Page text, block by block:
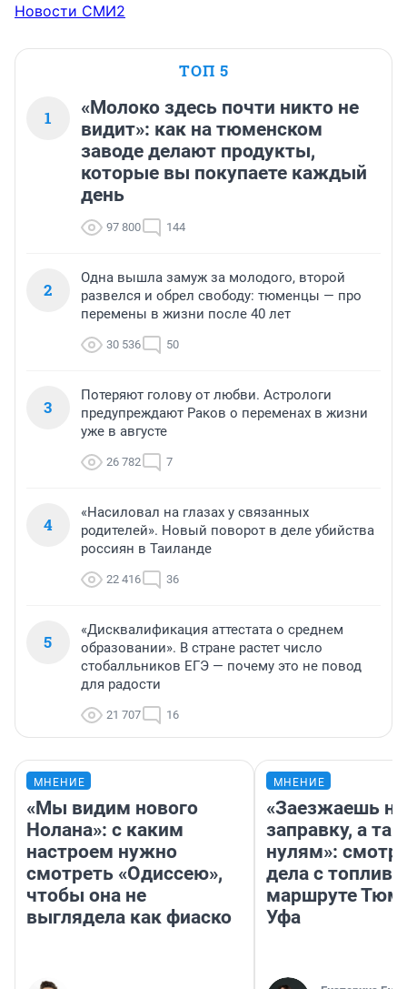
Новости СМИ2
ТОП 5
1
«Молоко здесь почти никто не
видит»: как на тюменском
заводе делают продукты,
которые вы покупаете каждый
день
97 800 144
2
Одна вышла замуж за молодого, второй
развелся и обрел свободу: тюменцы — про
перемены в жизни после 40 лет
30 536 50
3
Потеряют голову от любви. Астрологи
предупреждают Раков о переменах в жизни
уже в августе
26 782 7
4
«Насиловал на глазах у связанных
родителей». Новый поворот в деле убийства
россиян в Таиланде
22 416 36
5
«Дисквалификация аттестата о среднем
образовании». В стране растет число
стобалльников ЕГЭ — почему это не повод
для радости
21 707 16
МНЕНИЕ
«Мы видим нового
Нолана»: с каким
настроем нужно
смотреть «Одиссею»,
чтобы она не
выглядела как фиаско
МНЕНИЕ
«Заезжаешь на
заправку, а
нулям»:
дела с
маршруте
Уфа